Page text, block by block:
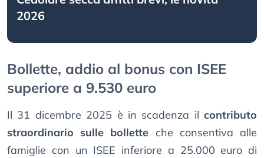
2026
Bollette, addio al bonus con ISEE
superiore a 9.530 euro
Il 31 dicembre 2025 è in scadenza il contributo
straordinario sulle bollette che consentiva alle
famiglie con un ISEE inferiore a 25.000 euro di